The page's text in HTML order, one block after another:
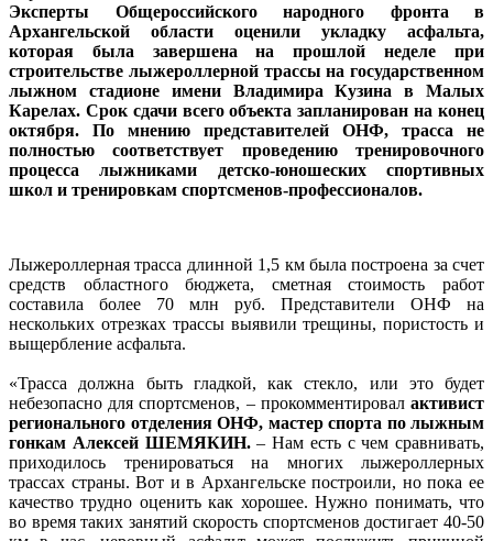
Эксперты Общероссийского народного фронта в
Архангельской области оценили укладку асфальта,
которая была завершена на прошлой неделе при
строительстве лыжероллерной трассы на государственном
лыжном стадионе имени Владимира Кузина в Малых
Карелах. Срок сдачи всего объекта запланирован на конец
октября. По мнению представителей ОНФ, трасса не
полностью соответствует проведению тренировочного
процесса лыжниками детско-юношеских спортивных
школ и тренировкам спортсменов-профессионалов.
Лыжероллерная трасса длинной 1,5 км была построена за счет
средств областного бюджета, сметная стоимость работ
составила более 70 млн руб. Представители ОНФ на
нескольких отрезках трассы выявили трещины, пористость и
выщербление асфальта.
«Трасса должна быть гладкой, как стекло, или это будет
небезопасно для спортсменов, – прокомментировал активист
регионального отделения ОНФ, мастер спорта по лыжным
гонкам Алексей ШЕМЯКИН.– Нам есть с чем сравнивать,
приходилось тренироваться на многих лыжероллерных
трассах страны. Вот и в Архангельске построили, но пока ее
качество трудно оценить как хорошее. Нужно понимать, что
во время таких занятий скорость спортсменов достигает 40-50